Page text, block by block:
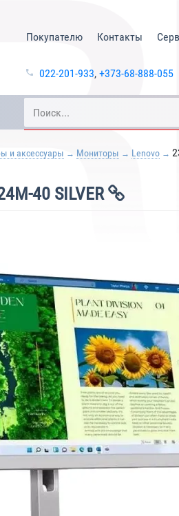
Покупателю Контакты
022-201-933, +373-68-888-055
и аксессуары Мониторы Lenovo
40 SILVER